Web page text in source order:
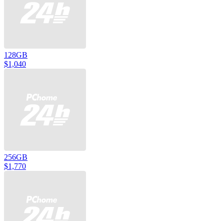
128GB
$1,040
256GB
$1,770